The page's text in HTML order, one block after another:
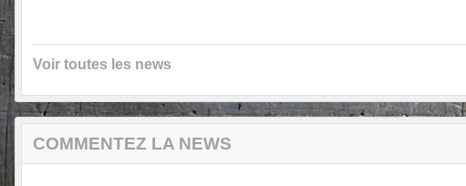
Voir toutes les news
COMMENTEZ LA NEWS